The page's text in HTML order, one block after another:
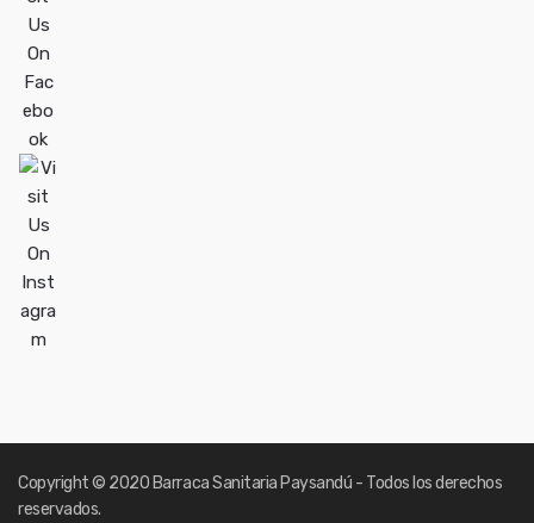
Copyright© 2020 Barraca Sanitaria Paysandú - Todos los derechos
reservados.